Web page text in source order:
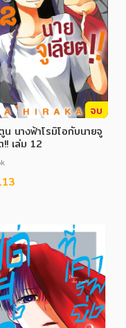
จบ
น นางฟ้าโรมิโอกับนายจู
!! เล่ม 12